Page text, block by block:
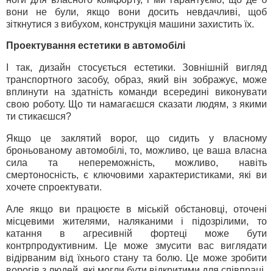
вони не були, якщо вони досить невдачливі, щоб
зіткнутися з вибухом, конструкція машини захистить їх.
Проектування естетики в автомобілі
І так, дизайн стосується естетики. Зовнішній вигляд
транспортного засобу, образ, який він зображує, може
вплинути на здатність команди всередині виконувати
свою роботу. Що ти намагаєшся сказати людям, з якими
ти стикаєшся?
Якщо це заклятий ворог, що сидить у власному
броньованому автомобілі, то, можливо, це ваша власна
сила та непереможність, можливо, навіть
смертоносність, є ключовими характеристиками, які ви
хочете спроектувати.
Але якщо ви працюєте в міській обстановці, оточені
місцевими жителями, наляканими і підозрілими, то
катання в агресивній фортеці може бути
контрпродуктивним. Це може змусити вас виглядати
відірваним від їхнього стану та болю. Це може зробити